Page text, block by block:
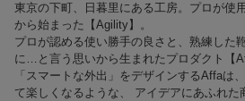
東京の下町、日暮里にある工房。プロが使
から始まった【Agility】。
プロが認める使い勝手の良さと、熟練した
に…と言う思いから生まれたプロダクト【
「スマートな外出」をデザインするAffaは
て楽しくなるような、 アイデアにあふれ